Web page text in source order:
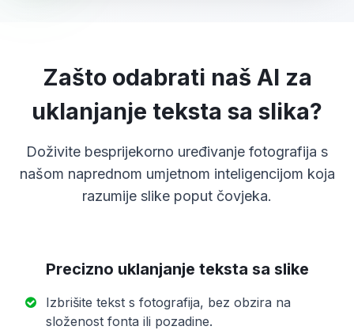
Zašto odabrati naš AI za
uklanjanje teksta sa slika?
Doživite besprijekorno uređivanje fotografija s
našom naprednom umjetnom inteligencijom koja
razumije slike poput čovjeka.
Precizno uklanjanje teksta sa slike
Izbrišite tekst s fotografija, bez obzira na
složenost fonta ili pozadine.